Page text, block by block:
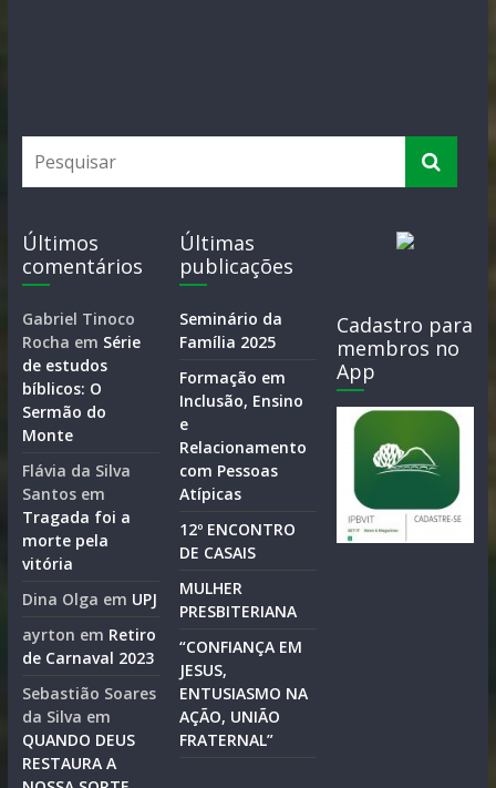
Últimos
comentários
Gabriel Tinoco
Rocha em Série
de estudos
bíblicos: O
Sermão do
Monte
Flávia da Silva
Santosem
Tragada foi a
morte pela
vitória
Dina Olga em UPJ
ayrton em Retiro
de Carnaval 2023
Sebastião Soares
da Silva em
QUANDO DEUS
RESTAURA A
Últimas
publicações
Seminário da
Família 2025
Formação em
Inclusão, Ensino
e
Relacionamento
com Pessoas
Atípicas
12º ENCONTRO
DE CASAIS
MULHER
PRESBITERIANA
“CONFIANÇA EM
JESUS,
ENTUSIASMO NA
AÇÃO, UNIÃO
FRATERNAL”
Cadastro para
membros no
App